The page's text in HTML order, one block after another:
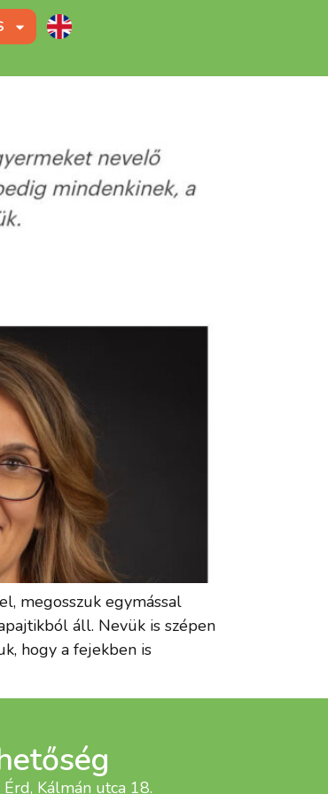
megosszuk egymással
áll. Nevük is szépen
hogy a fejekben is
Kálmán utca 18.